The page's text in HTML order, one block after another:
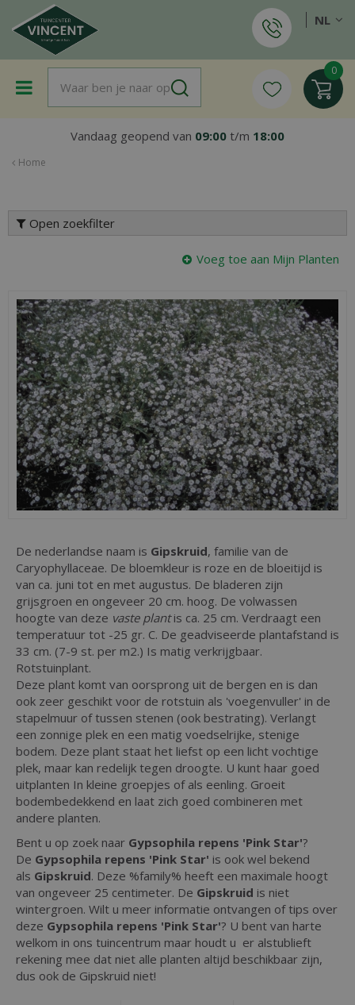
a
Home
Vandaag geopend van 09:00 t/m 18:00
NL
Open zoekfilter
Voeg toe aan Mijn Planten
De nederlandse naam is Gipskruid, familie van de
Caryophyllaceae. De bloemkleur is roze en de bloeitijd is
van ca. juni tot en met augustus. De bladeren zijn
grijsgroen en ongeveer 20 cm. hoog. De volwassen
hoogte van deze vaste plantis ca. 25 cm. Verdraagt een
temperatuur tot -25 gr. C. De geadviseerde plantafstand is
33 cm. (7-9 st. per m2.) Is matig verkrijgbaar.
Rotstuinplant.
Deze plant komt van oorsprong uit de bergen en is dan
ook zeer geschikt voor de rotstuin als 'voegenvuller' in de
stapelmuur of tussen stenen (ook bestrating). Verlangt
een zonnige plek en een matig voedselrijke, stenige
bodem. Deze plant staat het liefst op een licht vochtige
plek, maar kan redelijk tegen droogte. U kunt haar goed
uitplanten In kleine groepjes of als eenling. Groeit
bodembedekkend en laat zich goed combineren met
andere planten.
Bent u op zoek naar Gypsophila repens 'Pink Star'?
De Gypsophila repens 'Pink Star' is ook wel bekend
als Gipskruid. Deze %family% heeft een maximale hoogt
van ongeveer 25 centimeter. De Gipskruid is niet
wintergroen. Wilt u meer informatie ontvangen of tips over
deze Gypsophila repens 'Pink Star'? U bent van harte
welkom in ons tuincentrum maar houdt u er alstublieft
rekening mee dat niet alle planten altijd beschikbaar zijn,
dus ook de Gipskruid niet!